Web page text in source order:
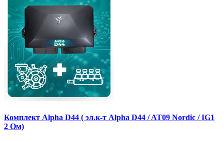
Комплект Alpha D44 ( эл.к-т Alpha D44 / AT09 Nordic / IG1
2 Ом)